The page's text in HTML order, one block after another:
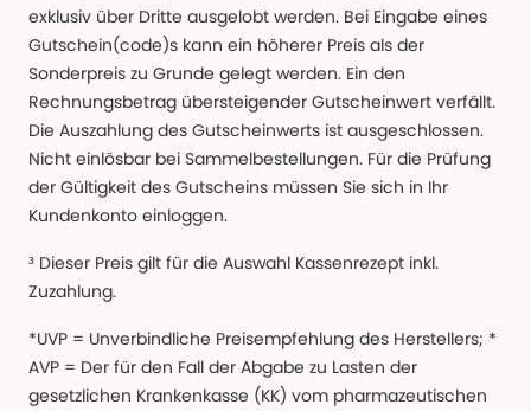
exklusiv über Dritte ausgelobt werden. Bei Eingabe eines
Gutschein(code)s kann ein höherer Preis als der
Sonderpreis zu Grunde gelegt werden. Ein den
Rechnungsbetrag übersteigender Gutscheinwert verfällt.
Die Auszahlung des Gutscheinwerts ist ausgeschlossen.
Nicht einlösbar bei Sammelbestellungen. Für die Prüfung
der Gültigkeit des Gutscheins müssen Sie sich in Ihr
Kundenkonto einloggen.
³ Dieser Preis gilt für die Auswahl Kassenrezept inkl.
Zuzahlung.
*UVP = Unverbindliche Preisempfehlung des Herstellers; *
AVP = Der für den Fall der Abgabe zu Lasten der
gesetzlichen Krankenkasse (KK) vom pharmazeutischen